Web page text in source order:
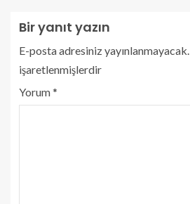
Bir yanıt yazın
E-posta adresiniz yayınlanmayacak.
işaretlenmişlerdir
Yorum*